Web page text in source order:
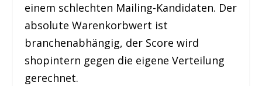
einem schlechten Mailing-Kandidaten. Der
absolute Warenkorbwert ist
branchenabhängig, der Score wird
shopintern gegen die eigene Verteilung
gerechnet.